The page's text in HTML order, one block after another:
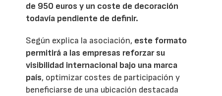
de 950 euros y un coste de decoración
todavía pendiente de definir.
Según explica la asociación, este formato
permitirá a las empresas reforzar su
visibilidad internacional bajo una marca
país, optimizar costes de participación y
beneficiarse de una ubicación destacada